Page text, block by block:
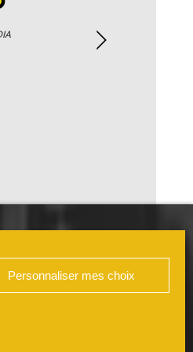
Personnaliser mes choix